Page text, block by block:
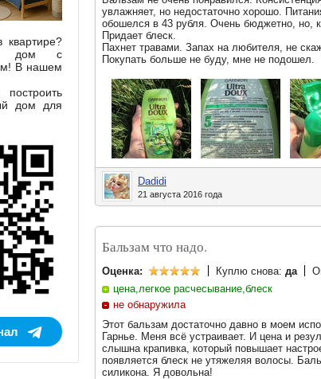
увлажняет, но недостаточно хорошо.
обошелся в 43 рубля. Очень бюджетно, но,
Придает блеск.
Пахнет травами. Запах на любителя, не
Покупать больше не буду, мне не подошел.
Dadidi
21 августа 2016 года
Бальзам что надо.
Оценка: Куплю снова: да
цена,легкое расчесывание,блеск
не обнаружила
Этот бальзам достаточно давно в моем
Гарнье. Меня всё устраивает. И цена и
слышна крапивка, который повышает
появляется блеск не утяжеляя волосы.
силикона. Я довольна!
квартире?
дом с
В нашем
построить
дом для